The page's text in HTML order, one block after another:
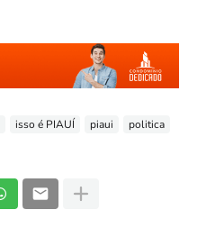
isso é PIAUÍ piaui
politica